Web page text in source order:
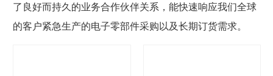
了良好而持久的业务合作伙伴关系，能快速响应我们全球
的客户紧急生产的电子零部件采购以及长期订货需求。